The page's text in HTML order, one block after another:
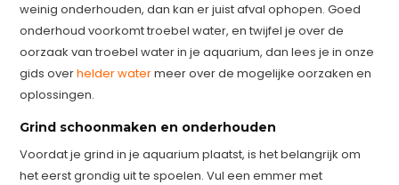
weinig onderhouden, dan kan er juist afval ophopen. Goed
onderhoud voorkomt troebel water, en twijfel je over de
oorzaak van troebel water in je aquarium, dan lees je in onze
gids overhelder watermeer over de mogelijke oorzaken en
oplossingen.
Grind schoonmaken en onderhouden
Voordat je grind in je aquarium plaatst, is het belangrijk om
het eerst grondig uit te spoelen. Vul een emmer met